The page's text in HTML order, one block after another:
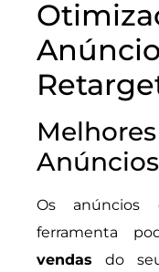
Os anúncios
ferramenta
vendas do